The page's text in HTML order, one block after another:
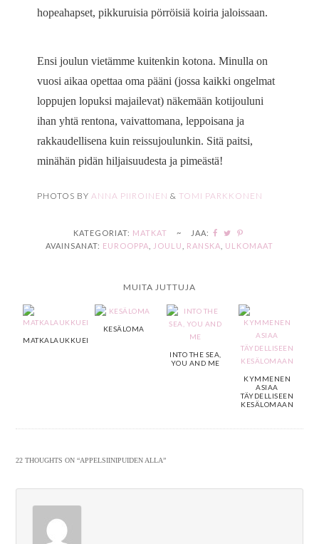
hopeahapset, pikkuruisia pörröisiä koiria jaloissaan.
Ensi joulun vietämme kuitenkin kotona. Minulla on
vuosi aikaa opettaa oma pääni (jossa kaikki ongelmat
loppujen lopuksi majailevat) näkemään kotijouluni
ihan yhtä rentona, vaivattomana, leppoisana ja
rakkaudellisena kuin reissujoulunkin. Sitä paitsi,
minähän pidän hiljaisuudesta ja pimeästä!
PHOTOS BYANNA PIIROINEN &TOMI PARKKONEN
KATEGORIAT: MATKAT ~
JAA:
AVAINSANAT: EUROOPPA JOULU RANSKA ULKOMAAT
MUITA JUTTUJA
MATKALAUKKUELÄMÄÄ
KESÄLOMA
INTO THE SEA,
YOU AND ME
KYMMENEN
ASIAA
TÄYDELLISEEN
KESÄLOMAAN
22 THOUGHTS ON “APPELSIINIPUIDEN ALLA”